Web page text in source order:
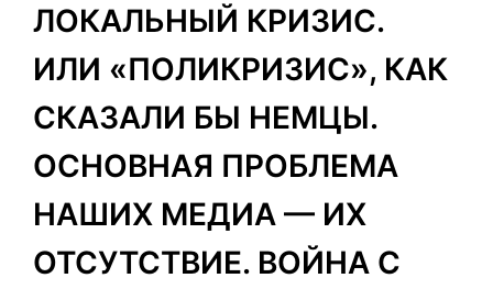
ЛОКАЛЬНЫЙ КРИЗИС.
ИЛИ «ПОЛИКРИЗИС», КАК
СКАЗАЛИ БЫ НЕМЦЫ.
ОСНОВНАЯ ПРОБЛЕМА
НАШИХ МЕДИА — ИХ
ОТСУТСТВИЕ. ВОЙНА С